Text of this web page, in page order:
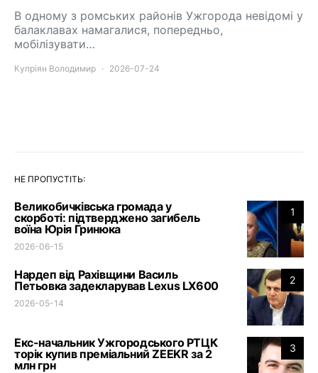
В одному з ромських районів Ужгорода невідомі у
балаклавах намагалися, попередньо,
мобілізувати…
Купріян Володимир 2026-07-24
НЕ ПРОПУСТІТЬ:
1
Великобичківська громада у
скорботі: підтверджено загибель
воїна Юрія Гринюка
2026-06-15
2
Нардеп від Рахівщини Василь
Петьовка задекларував Lexus LX600
2026-05-14
3
Екс-начальник Ужгородського РТЦК
торік купив преміальний ZEEKR за 2
млн грн